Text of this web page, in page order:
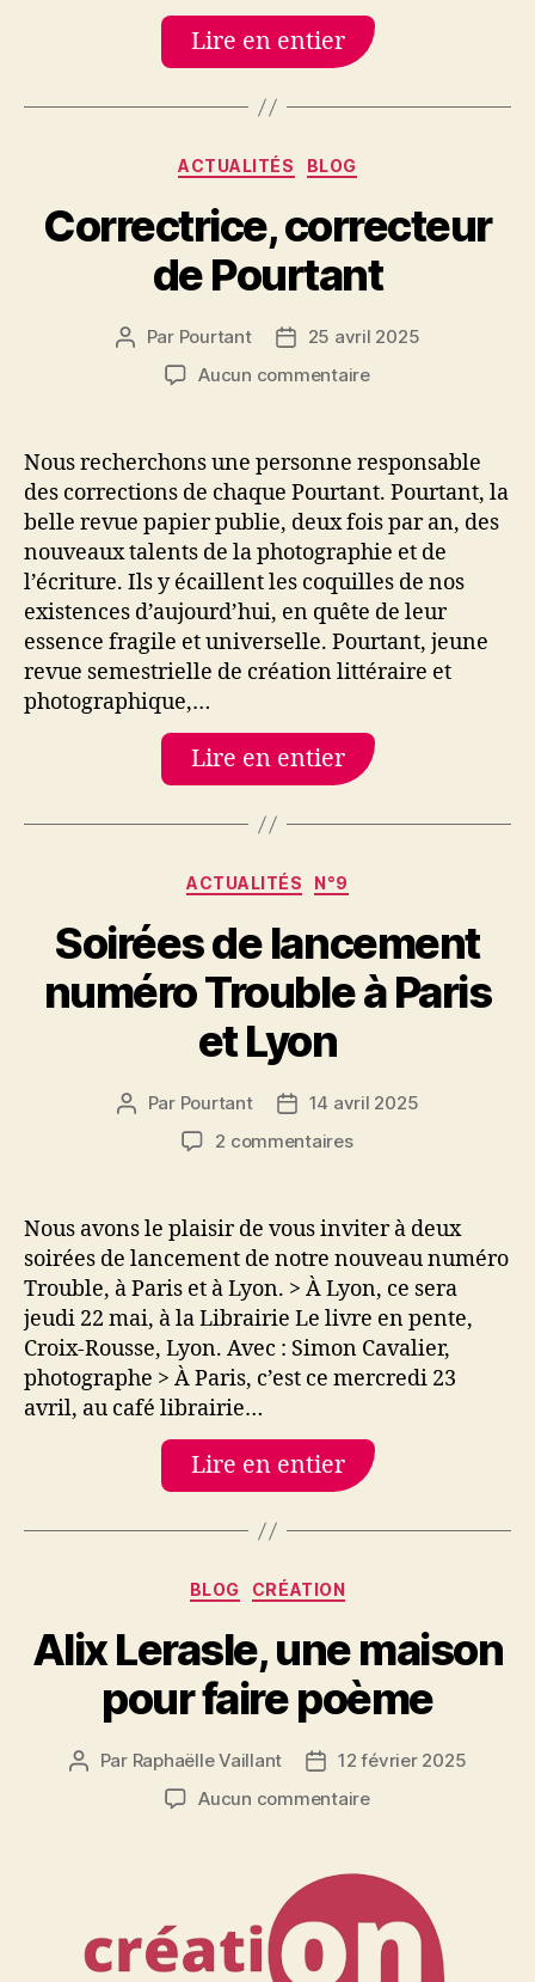
Lire en entier
Catégories
ACTUALITÉS BLOG
Correctrice, correcteur
de Pourtant
Auteur
l’article
Par Pourtant
Date25 avril 2025
Aucun commentairesur
Pourtant
Nous recherchons une personne responsable
des corrections de chaque Pourtant. Pourtant, la
belle revue papier publie, deux fois par an, des
nouveaux talents de la photographie et de
l’écriture. Ils y écaillent les coquilles de nos
existences d’aujourd’hui, en quête de leur
essence fragile et universelle. Pourtant, jeune
revue semestrielle de création littéraire et
photographique,…
Lire en entier
Catégories
ACTUALITÉS N°9
Soirées de lancement
numéro Trouble à Paris
et Lyon
Auteur
Par Pourtant
Date14 avril 2025
2 commentairessur
lancement
Trouble
à
Paris
et
Lyon
Nous avons le plaisir de vous inviter à deux
soirées de lancement de notre nouveau numéro
Trouble, à Paris et à Lyon. > À Lyon, ce sera
jeudi 22 mai, à la Librairie Le livre en pente,
Croix-Rousse, Lyon. Avec : Simon Cavalier,
photographe > À Paris, c’est ce mercredi 23
avril, au café librairie…
Lire en entier
Catégories
BLOG CRÉATION
Alix Lerasle, une maison
pour faire poème
Auteur
Par Raphaëlle Vaillant
Date12 février 2025
Aucun commentairesur
une
maison
pour
faire